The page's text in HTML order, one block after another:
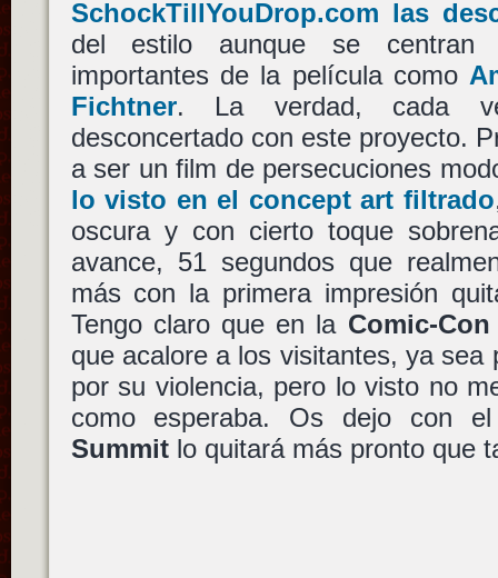
SchockTillYouDrop.com las
del estilo aunque se centran
importantes de la película como
Fichtner. La verdad, cada
desconcertado con este proyecto.
a ser un film de persecuciones
lo visto en el concept art filtrado
oscura y con cierto toque
avance, 51 segundos que
más con la primera impresión
Tengo claro que en la Comic-Con
que acalore a los visitantes, ya sea
por su violencia, pero lo visto no
como esperaba. Os dejo con
Summitlo quitará más pronto que